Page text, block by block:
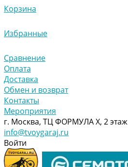
Корзина
Избранные
Сравнение
Оплата
Доставка
Обмен и возврат
Контакты
Мероприятия
г. Москва, ТЦ ФОРМУЛА Х, 2 этаж
info@tvoygaraj.ru
Войти